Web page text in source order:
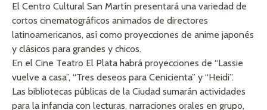
El Centro Cultural San Martín presentará una variedad de
cortos cinematográficos animados de directores
latinoamericanos, así como proyecciones de anime japonés
y clásicos para grandes y chicos.
En el Cine Teatro El Plata habrá proyecciones de “Lassie
vuelve a casa”, “Tres deseos para Cenicienta” y “Heidi”.
Las bibliotecas públicas de la Ciudad sumarán actividades
para la infancia con lecturas, narraciones orales en grupo,